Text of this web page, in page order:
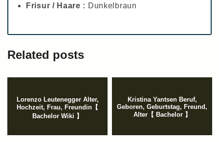
Frisur / Haare : Dunkelbraun
Related posts
Lorenzo Leutenegger Alter,
Hochzeit, Frau, Freundin【
Bachelor Wiki 】
Kristina Yantsen Beruf,
Geboren, Geburtstag, Freund,
Alter【 Bachelor 】